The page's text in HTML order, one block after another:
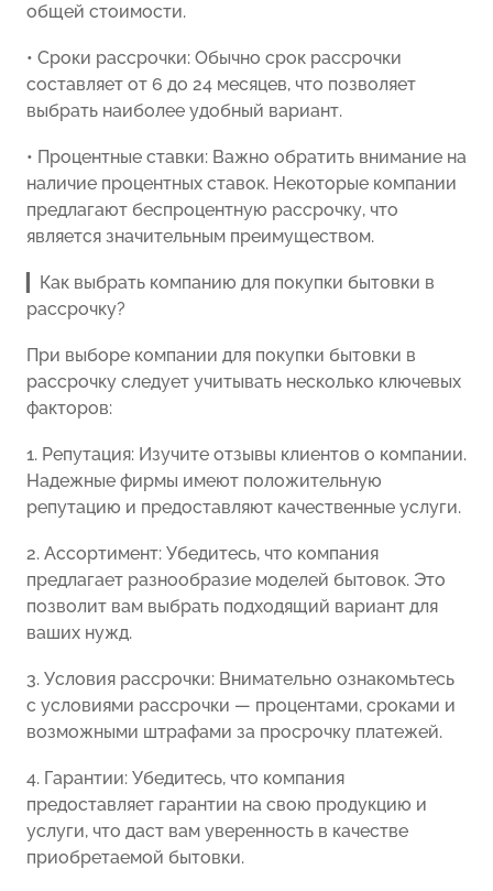
общей стоимости.
• Сроки рассрочки: Обычно срок рассрочки
составляет от 6 до 24 месяцев, что позволяет
выбрать наиболее удобный вариант.
• Процентные ставки: Важно обратить внимание на
наличие процентных ставок. Некоторые компании
предлагают беспроцентную рассрочку, что
является значительным преимуществом.
▎Как выбрать компанию для покупки бытовки в
рассрочку?
При выборе компании для покупки бытовки в
рассрочку следует учитывать несколько ключевых
факторов:
1. Репутация: Изучите отзывы клиентов о компании.
Надежные фирмы имеют положительную
репутацию и предоставляют качественные услуги.
2. Ассортимент: Убедитесь, что компания
предлагает разнообразие моделей бытовок. Это
позволит вам выбрать подходящий вариант для
ваших нужд.
3. Условия рассрочки: Внимательно ознакомьтесь
с условиями рассрочки — процентами, сроками и
возможными штрафами за просрочку платежей.
4. Гарантии: Убедитесь, что компания
предоставляет гарантии на свою продукцию и
услуги, что даст вам уверенность в качестве
приобретаемой бытовки.